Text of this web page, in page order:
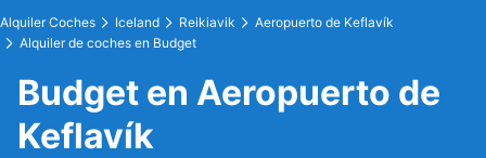
Alquiler Coches Iceland Reikiavik
Aeropuerto de Keflavík
Alquiler de coches en Budget
Budget en Aeropuerto de
Keflavík